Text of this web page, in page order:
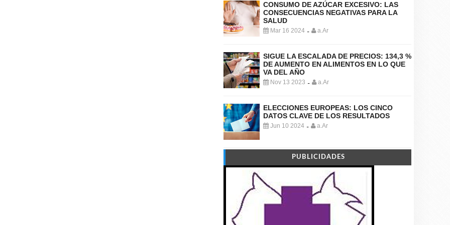
CONSUMO DE AZÚCAR EXCESIVO: LAS
CONSECUENCIAS NEGATIVAS PARA LA
SALUD
Mar 16 2024 - a.Ar
SIGUE LA ESCALADA DE PRECIOS: 134,3 %
DE AUMENTO EN ALIMENTOS EN LO QUE
VA DEL AÑO
Nov 13 2023 - a.Ar
ELECCIONES EUROPEAS: LOS CINCO
DATOS CLAVE DE LOS RESULTADOS
Jun 10 2024 - a.Ar
PUBLICIDADES